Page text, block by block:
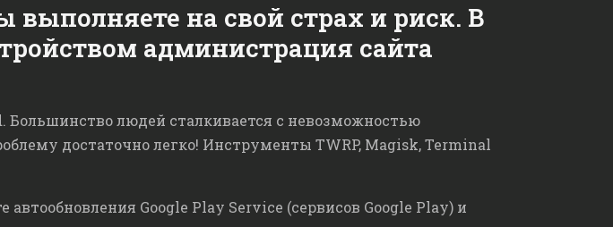
выполняете на свой страх и риск. В
администрация сайта
Большинство людей сталкивается с невозможностью
достаточно легко! Инструменты TWRP, Magisk, Terminal
Google Play Service (сервисов Google Play) и